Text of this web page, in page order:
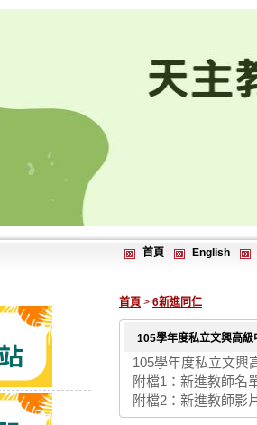
首頁 English
首頁 > 6新進同仁
105學年度私立文興高級
105學年度私立文興
附檔1：新進教師名
附檔2：新進教師影